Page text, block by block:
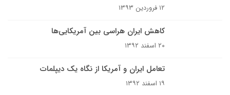
۱۲ فروردین ۱۳۹۳
کاهش ایران هراسی بین آمریکایی‌ها
۲۰ اسفند ۱۳۹۲
تعامل ایران و آمریکا از نگاه یک دیپلمات
۱۹ اسفند ۱۳۹۲